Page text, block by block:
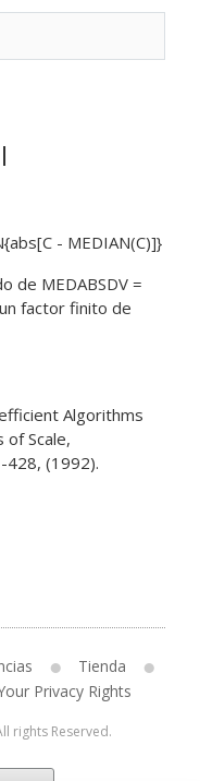
- MEDIAN(C)]}
de MEDABSDV =
factor finito de
Algorithms
Scale,
428, (1992).
Tienda
Privacy Rights
rights Reserved.